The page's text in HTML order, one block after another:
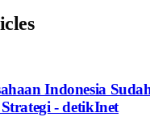
Indonesia
- detikInet